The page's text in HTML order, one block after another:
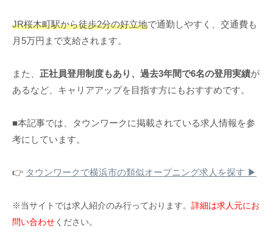
JR桜木町駅から徒歩2分の好立地で通勤しやすく、交通費も
月5万円まで支給されます。
また、 正社員登用制度もあり、過去3年間で6名の登用実績が
あるなど、キャリアアップを目指す方にもおすすめです。
■本記事では、タウンワークに掲載されている求人情報を参
考にしています。
👉 タウンワークで横浜市の類似オープニング求人を探す ▶
※当サイトでは求人紹介のみ行っております。 詳細は求人元にお
問い合わせください。